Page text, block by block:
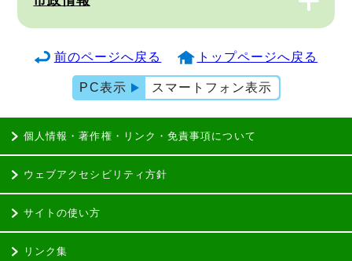
前のページへ戻る トップページへ戻る
PC表示 スマートフォン表示
個人情報・著作権・リンク・免責事項について
ウェブアクセシビリティ方針
サイトの使い方
リンク集